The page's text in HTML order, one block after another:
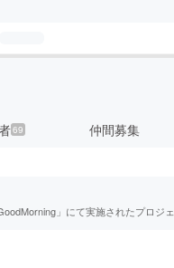
69 仲間募集
」にて実施されたプロジェ